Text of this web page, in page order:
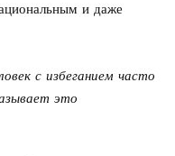
и даже
с избеганием часто
это